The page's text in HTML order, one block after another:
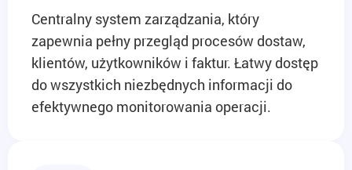
Centralny system zarządzania, który
zapewnia pełny przegląd procesów dostaw,
klientów, użytkowników i faktur. Łatwy dostęp
do wszystkich niezbędnych informacji do
efektywnego monitorowania operacji.